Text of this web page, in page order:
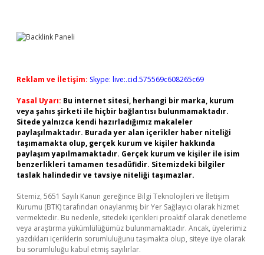
Reklam ve İletişim: Skype: live:.cid.575569c608265c69
Yasal Uyarı: Bu internet sitesi, herhangi bir marka, kurum
veya şahıs şirketi ile hiçbir bağlantısı bulunmamaktadır.
Sitede yalnızca kendi hazırladığımız makaleler
paylaşılmaktadır. Burada yer alan içerikler haber niteliği
taşımamakta olup, gerçek kurum ve kişiler hakkında
paylaşım yapılmamaktadır. Gerçek kurum ve kişiler ile isim
benzerlikleri tamamen tesadüfidir. Sitemizdeki bilgiler
taslak halindedir ve tavsiye niteliği taşımazlar.
Sitemiz, 5651 Sayılı Kanun gereğince Bilgi Teknolojileri ve İletişim
Kurumu (BTK) tarafından onaylanmış bir Yer Sağlayıcı olarak hizmet
vermektedir. Bu nedenle, sitedeki içerikleri proaktif olarak denetleme
veya araştırma yükümlülüğümüz bulunmamaktadır. Ancak, üyelerimiz
yazdıkları içeriklerin sorumluluğunu taşımakta olup, siteye üye olarak
bu sorumluluğu kabul etmiş sayılırlar.